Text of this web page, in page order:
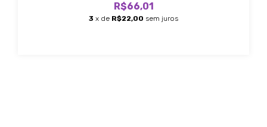
R$66,01
3 x de R$22,00 sem juros